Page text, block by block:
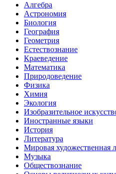
Алгебра
Астрономия
Биология
География
Геометрия
Естествознание
Краеведение
Математика
Природоведение
Физика
Химия
Экология
Изобразительное
Иностранные языки
История
Литература
Мировая художественная
Музыка
Обществознание